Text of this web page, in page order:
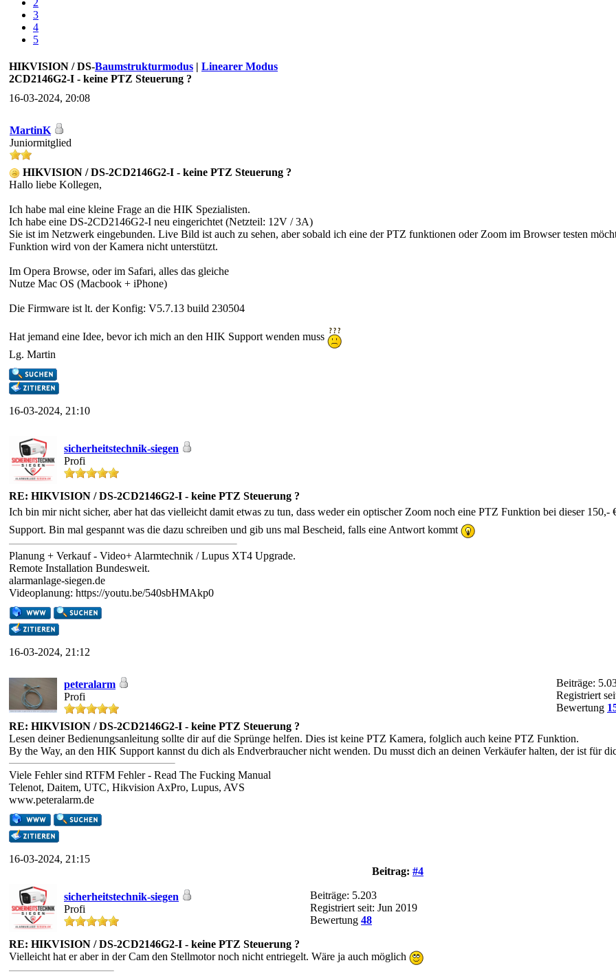
2
3
4
5
Baumstrukturmodus | Linearer Modus
HIKVISION / DS-
2CD2146G2-I - keine PTZ Steuerung ?
16-03-2024, 20:08
MartinK
Juniormitglied
HIKVISION / DS-2CD2146G2-I - keine PTZ Steuerung ?
Hallo liebe Kollegen,
Ich habe mal eine kleine Frage an die HIK Spezialisten.
Ich habe eine DS-2CD2146G2-I neu eingerichtet (Netzteil: 12V / 3A)
Sie ist im Netzwerk eingebunden. Live Bild ist auch zu sehen, aber sobald ich eine der PTZ funktionen oder Zoom im Browser testen
Funktion wird von der Kamera nicht unterstützt.
Im Opera Browse, oder im Safari, alles das gleiche
Nutze Mac OS (Macbook + iPhone)
Die Firmware ist lt. der Konfig: V5.7.13 build 230504
Hat jemand eine Idee, bevor ich mich an den HIK Support wenden muss
Lg. Martin
16-03-2024, 21:10
sicherheitstechnik-siegen
Profi
RE: HIKVISION / DS-2CD2146G2-I - keine PTZ Steuerung ?
Ich bin mir nicht sicher, aber hat das vielleicht damit etwas zu tun, dass weder ein optischer Zoom noch eine PTZ Funktion bei dieser 150,-
Support. Bin mal gespannt was die dazu schreiben und gib uns mal Bescheid, falls eine Antwort kommt
Planung + Verkauf - Video+ Alarmtechnik / Lupus XT4 Upgrade.
Remote Installation Bundesweit.
alarmanlage-siegen.de
Videoplanung: https://youtu.be/540sbHMAkp0
16-03-2024, 21:12
peteralarm
Profi
Beiträge:
Registriert
Bewertung
RE: HIKVISION / DS-2CD2146G2-I - keine PTZ Steuerung ?
Lesen deiner Bedienungsanleitung sollte dir auf die Sprünge helfen. Dies ist keine PTZ Kamera, folglich auch keine PTZ Funktion.
By the Way, an den HIK Support kannst du dich als Endverbraucher nicht wenden. Du musst dich an deinen Verkäufer halten, der ist für
Viele Fehler sind RTFM Fehler - Read The Fucking Manual
Telenot, Daitem, UTC, Hikvision AxPro, Lupus, AVS
www.peteralarm.de
16-03-2024, 21:15
Beitrag: #4
sicherheitstechnik-siegen
Profi
Beiträge: 5.203
Registriert seit: Jun 2019
Bewertung 48
RE: HIKVISION / DS-2CD2146G2-I - keine PTZ Steuerung ?
Vielleicht hat er aber in der Cam den Stellmotor noch nicht entriegelt. Wäre ja auch möglich